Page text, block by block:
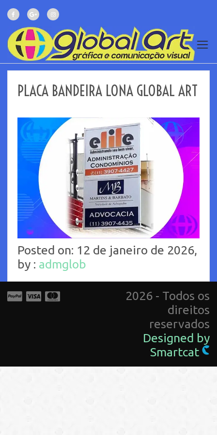
PLACA BANDEIRA LONA GLOBAL ART
Posted on: 12 de janeiro de 2026,
by : admglob
2026 - Todos os
direitos
reservados
Designed by
Smartcat